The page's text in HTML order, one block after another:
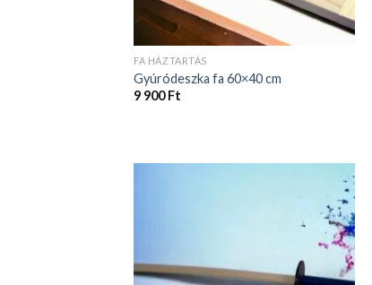
FA HÁZTARTÁS
Gyúródeszka fa 60×40 cm
9 900Ft